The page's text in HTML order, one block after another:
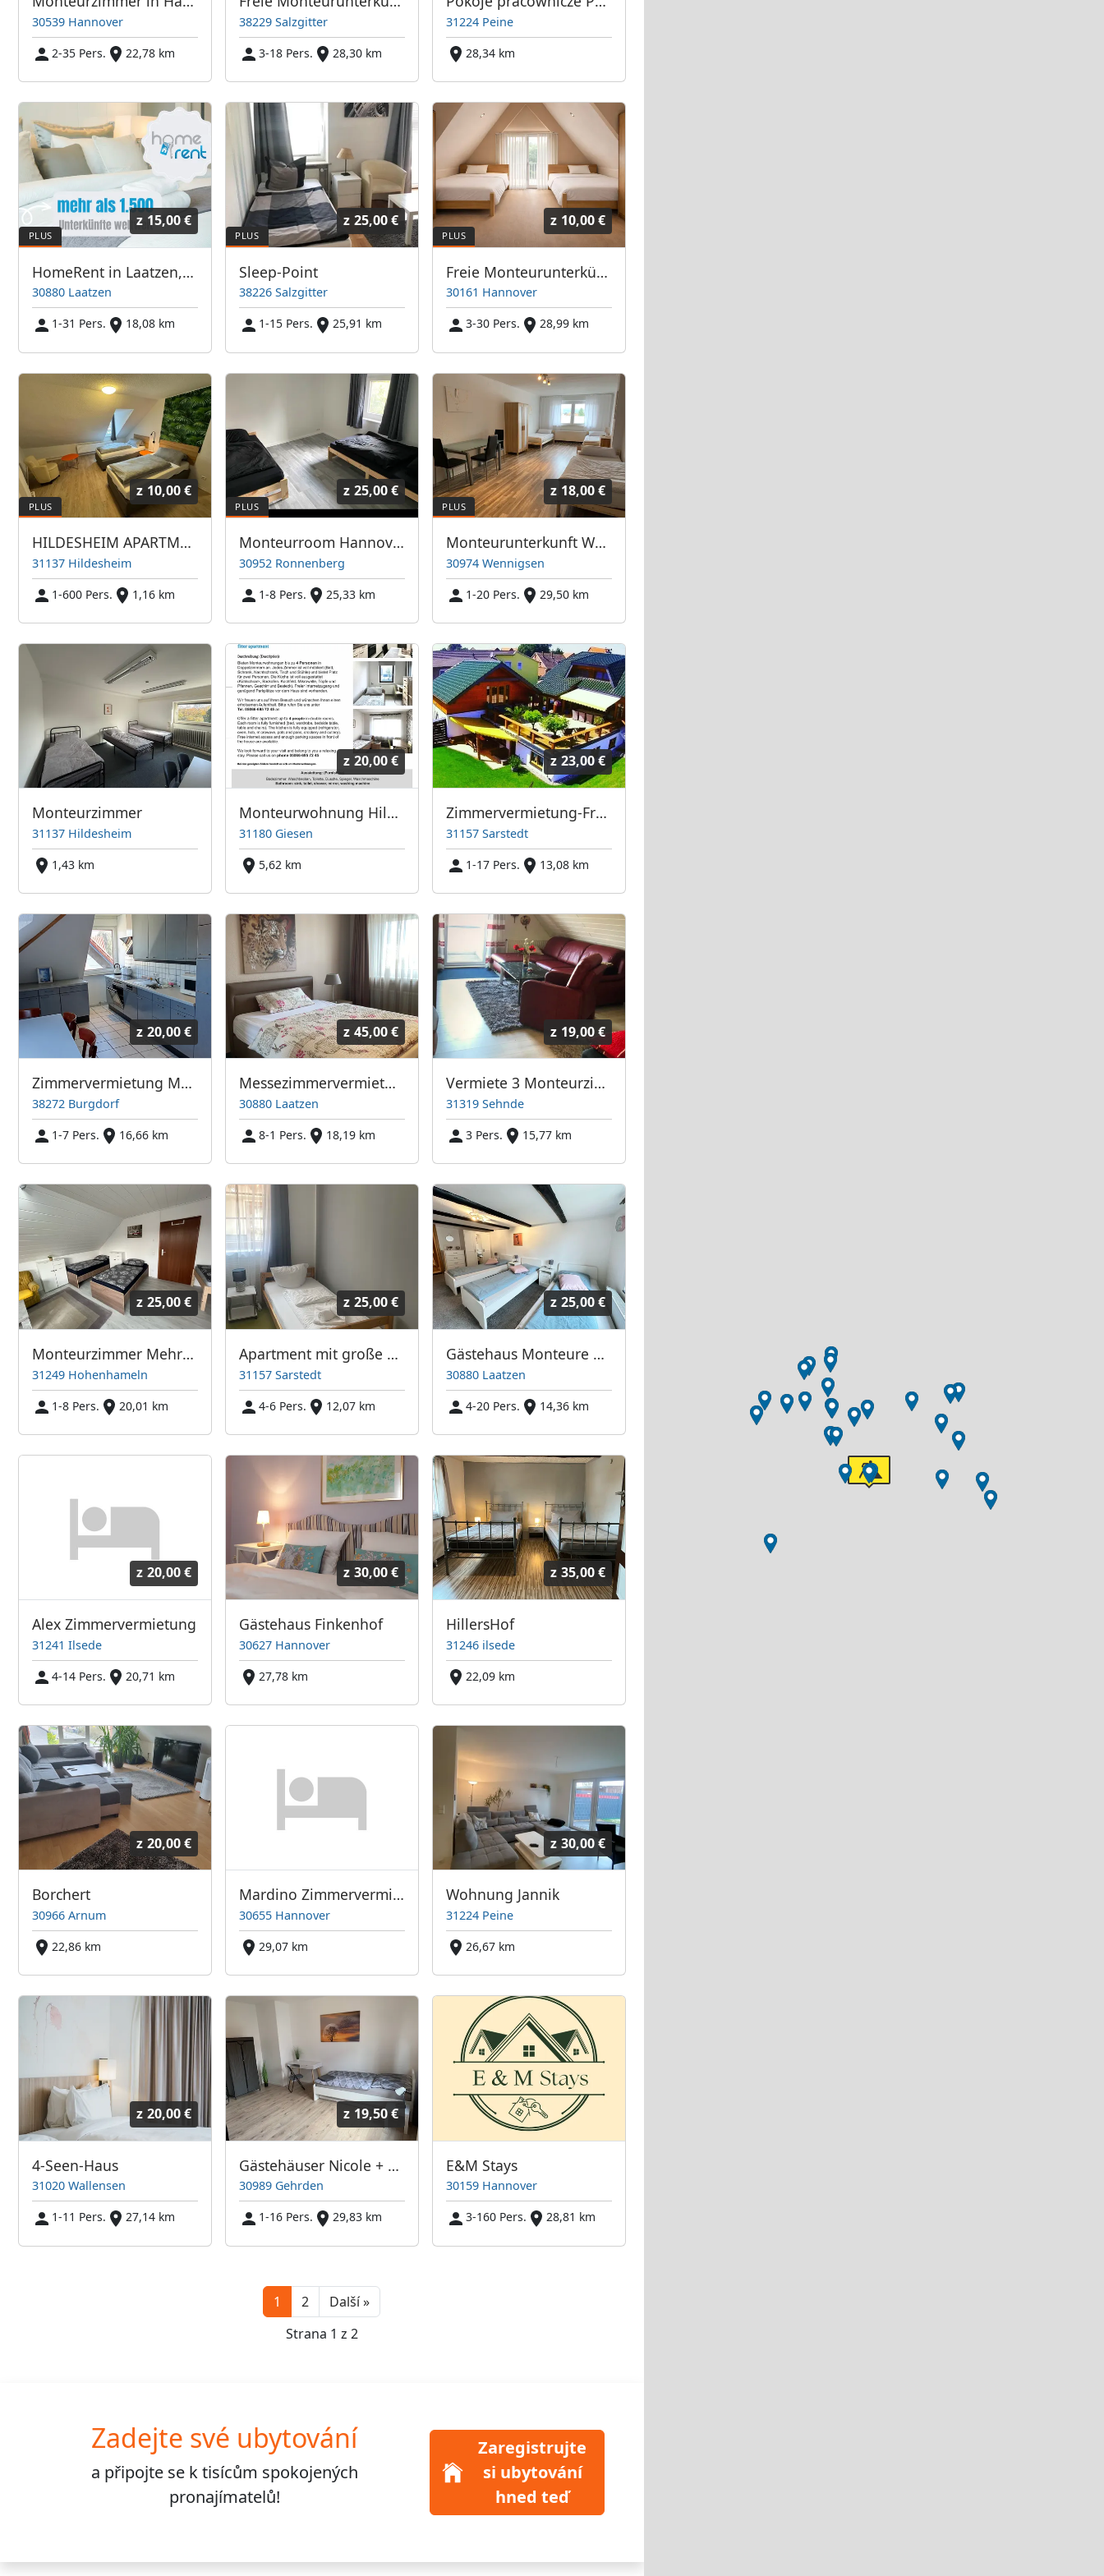
30539 Hannover
2-35 Pers.
22,78 km
38229 Salzgitter
3-18 Pers.
28,30 km
31224 Peine
28,34 km
z 15,00 €
HomeRent in Laatzen, Garbsen und Ronnenberg bei Hannover
30880 Laatzen
1-31 Pers.
18,08 km
z 25,00 €
Sleep-Point
38226 Salzgitter
1-15 Pers.
25,91 km
z 10,00 €
Freie Monteurunterkünfte in Hannover – JETZT anrufen! Wir sprechen auch Polnisch
30161 Hannover
3-30 Pers.
28,99 km
z 10,00 €
HILDESHEIM APARTMENTS | 05112280000 - ANRUF | WHATSAPP
31137 Hildesheim
1-600 Pers.
1,16 km
z 25,00 €
Monteurroom Hannover
30952 Ronnenberg
1-8 Pers.
25,33 km
z 18,00 €
Monteurunterkunft Wennigsen Miroszewska-Immobilien
30974 Wennigsen
1-20 Pers.
29,50 km
Monteurzimmer
31137 Hildesheim
1,43 km
z 20,00 €
Monteurwohnung Hildesheim/Hannover
31180 Giesen
5,62 km
z 23,00 €
Zimmervermietung-Froböse
31157 Sarstedt
1-17 Pers.
13,08 km
z 20,00 €
Zimmervermietung Magel
38272 Burgdorf
1-7 Pers.
16,66 km
z 45,00 €
Messezimmervermietung Göhmann
30880 Laatzen
8-1 Pers.
18,19 km
z 19,00 €
Vermiete 3 Monteurzimmer/Wohnung in 31319 Sehnde zwischen Hannover/Hildesheim
31319 Sehnde
3 Pers.
15,77 km
z 25,00 €
Monteurzimmer Mehrum nähe Hannover
31249 Hohenhameln
1-8 Pers.
20,01 km
z 25,00 €
Apartment mit große Terasse
31157 Sarstedt
4-6 Pers.
12,07 km
z 25,00 €
Gästehaus Monteure bis zu 20 Personen
30880 Laatzen
4-20 Pers.
14,36 km
z 20,00 €
Alex Zimmervermietung
31241 Ilsede
4-14 Pers.
20,71 km
z 30,00 €
Gästehaus Finkenhof
30627 Hannover
27,78 km
z 35,00 €
HillersHof
31246 ilsede
22,09 km
z 20,00 €
Borchert
30966 Arnum
22,86 km
Mardino Zimmervermietung
30655 Hannover
29,07 km
z 30,00 €
Wohnung Jannik
31224 Peine
26,67 km
z 20,00 €
4-Seen-Haus
31020 Wallensen
1-11 Pers.
27,14 km
z 19,50 €
Gästehäuser Nicole + Anja, 30989 Gehrden + 30966 Hemmingen, WLAN, Küche, WC/Bad
30989 Gehrden
1-16 Pers.
29,83 km
E&M Stays
30159 Hannover
3-160 Pers.
28,81 km
1 2 Další »Next
Strana 1 z 2
Zadejte své ubytování
a připojte se ktisícům spokojených
pronajímatelů!
Zaregistrujte
si ubytování
hned teď